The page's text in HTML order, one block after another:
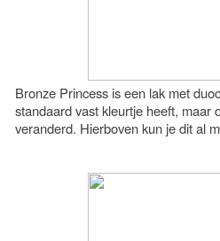
Bronze Princess is een lak met
standaard vast kleurtje heeft, maar
veranderd. Hierboven kun je dit al